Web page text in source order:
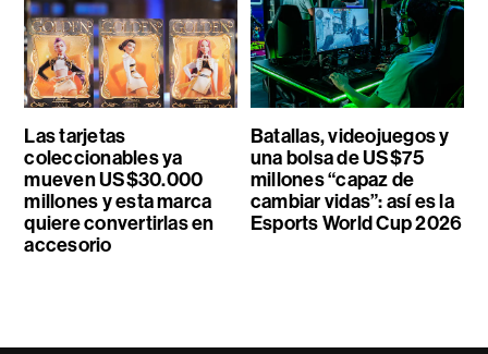
Las tarjetas
coleccionables ya
mueven US$30.000
millones y esta marca
quiere convertirlas en
accesorio
Batallas, videojuegos y
una bolsa de US$75
millones “capaz de
cambiar vidas”: así es la
Esports World Cup 2026